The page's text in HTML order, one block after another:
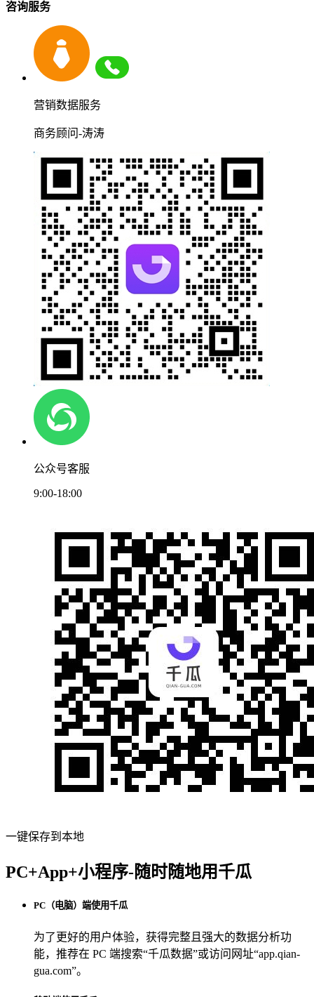
咨询服务
营销数据服务
商务顾问-涛涛
公众号客服
9:00-18:00
一键保存到本地
PC+App+小程序-随时随地用千瓜
PC（电脑）端使用千瓜
为了更好的用户体验，获得完整且强大的数据分析功
能，推荐在 PC 端搜索“千瓜数据”或访问网址“app.qian-
gua.com”。